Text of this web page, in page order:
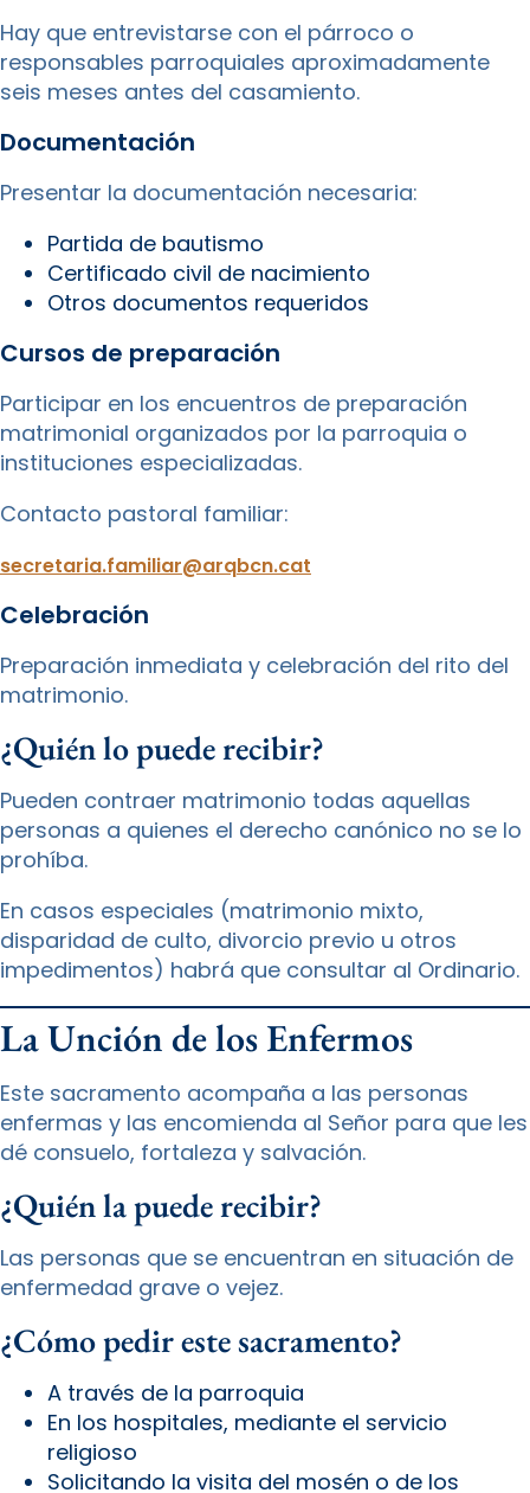
Hay que entrevistarse con el párroco o
responsables parroquiales aproximadamente
seis meses antes del casamiento.
Documentación
Presentar la documentación necesaria:
Partida de bautismo
Certificado civil de nacimiento
Otros documentos requeridos
Cursos de preparación
Participar en los encuentros de preparación
matrimonial organizados por la parroquia o
instituciones especializadas.
Contacto pastoral familiar:
secretaria.familiar@arqbcn.cat
Celebración
Preparación inmediata y celebración del rito del
matrimonio.
¿Quién lo puede recibir?
Pueden contraer matrimonio todas aquellas
personas a quienes el derecho canónico no se lo
prohíba.
En casos especiales (matrimonio mixto,
disparidad de culto, divorcio previo u otros
impedimentos) habrá que consultar al Ordinario.
La Unción de los Enfermos
Este sacramento acompaña a las personas
enfermas y las encomienda al Señor para que les
dé consuelo, fortaleza y salvación.
¿Quién la puede recibir?
Las personas que se encuentran en situación de
enfermedad grave o vejez.
¿Cómo pedir este sacramento?
A través de la parroquia
En los hospitales, mediante el servicio
religioso
Solicitando la visita del mosén o de los